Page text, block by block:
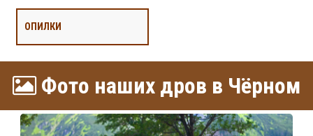
ОПИЛКИ
Фото наших дров в Чёрном